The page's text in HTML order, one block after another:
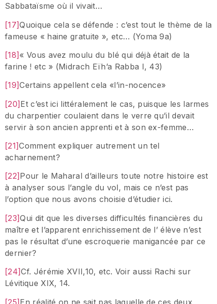
Sabbataïsme où il vivait…
[17]Quoique cela se défende : c’est tout le thème de la
fameuse « haine gratuite », etc… (Yoma 9a)
[18]« Vous avez moulu du blé qui déjà était de la
farine ! etc » (Midrach Eïh’a Rabba I, 43)
[19]Certains appellent cela «l’in-nocence»
[20]Et c’est ici littéralement le cas, puisque les larmes
du charpentier coulaient dans le verre qu’il devait
servir à son ancien apprenti et à son ex-femme…
[21]Comment expliquer autrement un tel
acharnement?
[22] Pour le Maharal d’ailleurs toute notre histoire est
à analyser sous l’angle du vol, mais ce n’est pas
l’option que nous avons choisie d’étudier ici.
[23]Qui dit que les diverses difficultés financières du
maître et l’apparent enrichissement de l’ élève n’est
pas le résultat d’une escroquerie manigancée par ce
dernier?
[24]Cf. Jérémie XVII,10, etc. Voir aussi Rachi sur
Lévitique XIX, 14.
[25]En réalité on ne sait pas laquelle de ces deux